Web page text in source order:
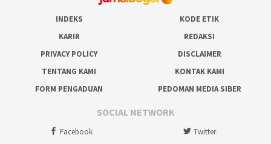
INDEKS
KODE ETIK
KARIR
REDAKSI
PRIVACY POLICY
DISCLAIMER
TENTANG KAMI
KONTAK KAMI
FORM PENGADUAN
PEDOMAN MEDIA SIBER
SOCIAL NETWORK
Facebook Twitter